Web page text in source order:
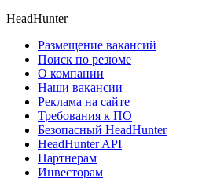
HeadHunter
Размещение вакансий
Поиск по резюме
О компании
Наши вакансии
Реклама на сайте
Требования к ПО
Безопасный HeadHunter
HeadHunter API
Партнерам
Инвесторам